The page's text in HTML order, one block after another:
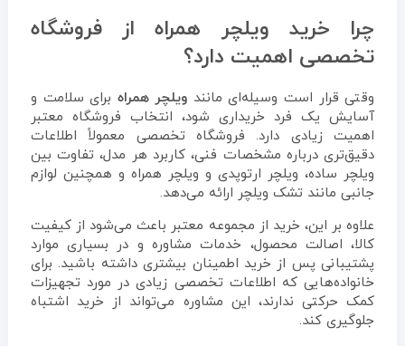
چرا خرید ویلچر همراه از فروشگاه
تخصصی اهمیت دارد؟
وقتی قرار است وسیله‌ای مانند ویلچر همراه برای سلامت و
آسایش یک فرد خریداری شود، انتخاب فروشگاه معتبر
اهمیت زیادی دارد. فروشگاه تخصصی معمولاً اطلاعات
دقیق‌تری درباره مشخصات فنی، کاربرد هر مدل، تفاوت بین
ویلچر ساده، ویلچر ارتوپدی و ویلچر همراه و همچنین لوازم
جانبی مانند تشک ویلچر ارائه می‌دهد.
علاوه بر این، خرید از مجموعه معتبر باعث می‌شود از کیفیت
کالا، اصالت محصول، خدمات مشاوره و در بسیاری موارد
پشتیبانی پس از خرید اطمینان بیشتری داشته باشید. برای
خانواده‌هایی که اطلاعات تخصصی زیادی در مورد تجهیزات
کمک حرکتی ندارند، این مشاوره می‌تواند از خرید اشتباه
جلوگیری کند.